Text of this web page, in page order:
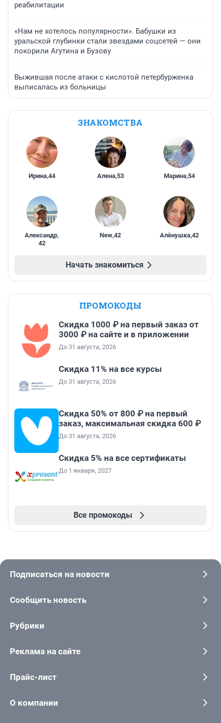
реабилитации
«Нам не хотелось популярности». Бабушки из
уральской глубинки стали звездами соцсетей — они
покорили Агутина и Бузову
Выжившая после атаки с кислотой петербурженка
выписалась из больницы
ЗНАКОМСТВА
Ирина,44 Алена,53 Марина,54
Александр,
42
New,42 Алёнушка,42
Начать знакомиться
ПРОМОКОДЫ
Скидка 1000 ₽ на первый заказ от
3000 ₽ на сайте и в приложении
До 31 августа, 2026
Скидка 11% на все курсы
До 31 августа, 2026
Скидка 50% от 800 ₽ на первый
заказ, максимальная скидка 600 ₽
До 31 августа, 2026
Скидка 5% на все сертификаты
До 1 января, 2027
Все промокоды
Подписаться на новости
Сообщить новость
Рубрики
Реклама на сайте
Прайс-лист
О компании